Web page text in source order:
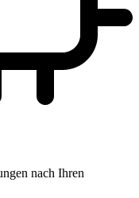
nach Ihren